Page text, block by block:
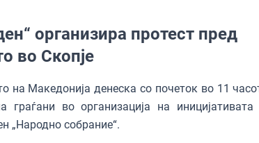
организира протест пред
во Скопје
на Македонија денеска со почеток во 11
граѓани во организација на иницијативата
„Народно собрание“.